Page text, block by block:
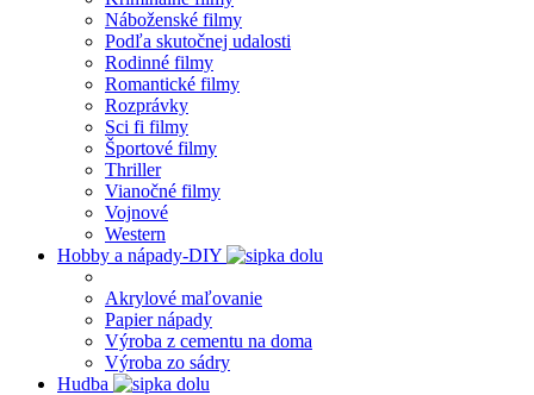
Náboženské filmy
Podľa skutočnej udalosti
Rodinné filmy
Romantické filmy
Rozprávky
Sci fi filmy
Športové filmy
Thriller
Vianočné filmy
Vojnové
Western
Hobby a nápady-DIY
Akrylové maľovanie
Papier nápady
Výroba z cementu na doma
Výroba zo sádry
Hudba